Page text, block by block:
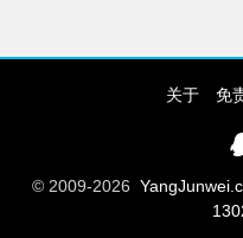
关于 免
© 2009-2026